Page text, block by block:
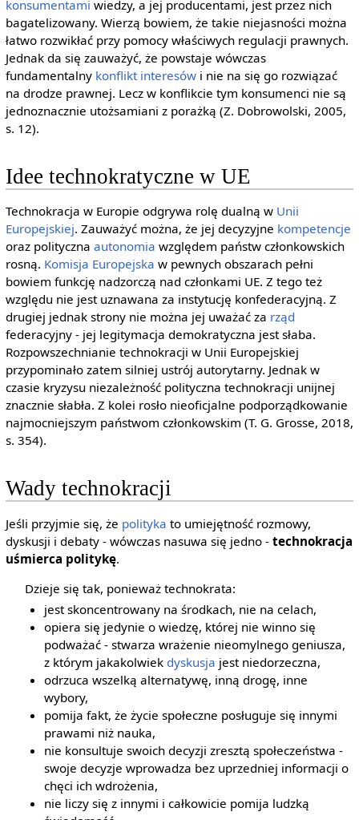
konsumentami wiedzy, a jej producentami, jest przez nich
bagatelizowany. Wierzą bowiem, że takie niejasności można
łatwo rozwikłać przy pomocy właściwych regulacji prawnych.
Jednak da się zauważyć, że powstaje wówczas
fundamentalny konflikt interesówi nie na się go rozwiązać
na drodze prawnej. Lecz w konflikcie tym konsumenci nie są
jednoznacznie utożsamiani z porażką (Z. Dobrowolski, 2005,
s. 12).
Idee technokratyczne w UE
Technokracja w Europie odgrywa rolę dualną w Unii
Europejskiej. Zauważyć można, że jej decyzyjne kompetencje
oraz polityczna autonomia względem państw członkowskich
rosną. Komisja Europejska w pewnych obszarach pełni
bowiem funkcję nadzorczą nad członkami UE. Z tego też
względu nie jest uznawana za instytucję konfederacyjną. Z
drugiej jednak strony nie można jej uważać za rząd
federacyjny - jej legitymacja demokratyczna jest słaba.
Rozpowszechnianie technokracji w Unii Europejskiej
przypominało zatem silniej ustrój autorytarny. Jednak w
czasie kryzysu niezależność polityczna technokracji unijnej
znacznie słabła. Z kolei rosło nieoficjalne podporządkowanie
najmocniejszym państwom członkowskim (T. G. Grosse, 2018,
s. 354).
Wady technokracji
Jeśli przyjmie się, że polityka to umiejętność rozmowy,
dyskusji i debaty - wówczas nasuwa się jedno - technokracja
uśmierca politykę.
Dzieje się tak, ponieważ technokrata:
jest skoncentrowany na środkach, nie na celach,
opiera się jedynie o wiedzę, której nie winno się
podważać - stwarza wrażenie nieomylnego geniusza,
z którym jakakolwiek dyskusja jest niedorzeczna,
odrzuca wszelką alternatywę, inną drogę, inne
wybory,
pomija fakt, że życie społeczne posługuje się innymi
prawami niż nauka,
nie konsultuje swoich decyzji zresztą społeczeństwa -
swoje decyzje wprowadza bez uprzedniej informacji o
chęci ich wdrożenia,
nie liczy się z innymi i całkowicie pomija ludzką